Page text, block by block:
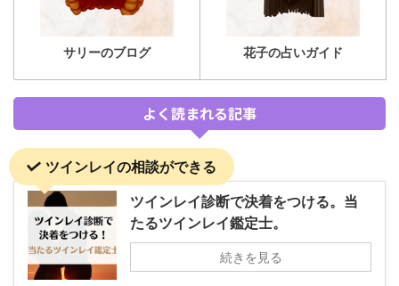
サリーのブログ 花子の占いガイド
よく読まれる記事
ツインレイの相談ができる
ツインレイ診断で決着をつける。当
たるツインレイ鑑定士。
続きを見る